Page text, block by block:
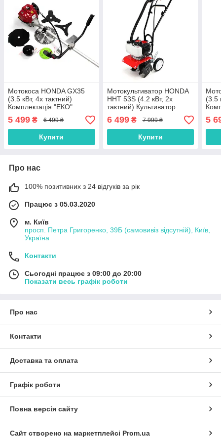
Мотокоса HONDA GX35
(3.5 кВт, 4х тактний)
Комплектація "ЕКО"
Бензиновий Тример
Бензокоса Хонда
5 499 ₴ 6 499 ₴
Купити
Мотокультиватор HONDA
HHT 53S (4.2 кВт, 2х
тактний) Культиватор
бензиновий Хонда
6 499₴ 7 999 ₴
Купити
(3.5
5
Про нас
100% позитивних з 24 відгуків за рік
Працює з 05.03.2020
м. Київ
просп. Петра Григоренко, 39Б (самовивіз відсутній), Київ,
Україна
Контакти
Сьогодні працює з 09:00 до 20:00
Показати весь графік роботи
Про нас
Контакти
Доставка та оплата
Графік роботи
Повна версія сайту
Сайт створено на маркетплейсі Prom.ua